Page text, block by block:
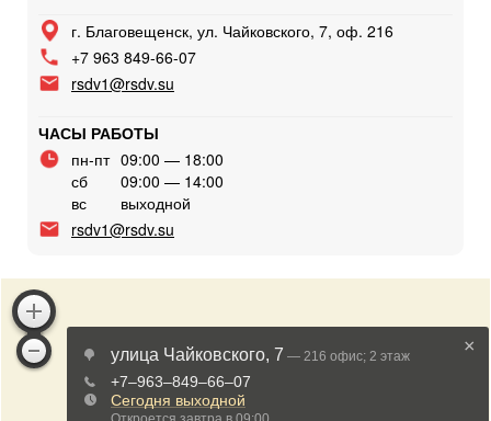
г. Благовещенск, ул. Чайковского, 7, оф. 216
+7 963 849-66-07
rsdv1@rsdv.su
ЧАСЫ РАБОТЫ
пн-пт 09:00 — 18:00
сб
09:00 — 14:00
вс
выходной
rsdv1@rsdv.su